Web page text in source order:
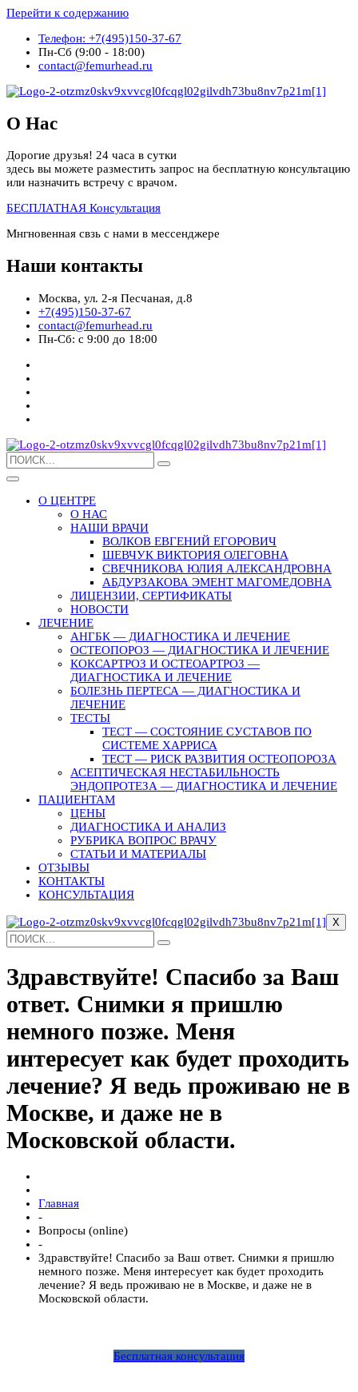
Перейти к содержанию
Телефон: +7(495)150-37-67
Пн-Сб (9:00 - 18:00)
contact@femurhead.ru
О Нас
Дорогие друзья! 24 часа в сутки
здесь вы можете разместить запрос на бесплатную консультацию
или назначить встречу с врачом.
БЕСПЛАТНАЯ Консультация
Мнгновенная свзь с нами в мессенджере
Наши контакты
Москва, ул. 2-я Песчаная, д.8
+7(495)150-37-67
contact@femurhead.ru
Пн-Сб: с 9:00 до 18:00
О ЦЕНТРЕ
О НАС
НАШИ ВРАЧИ
ВОЛКОВ ЕВГЕНИЙ ЕГОРОВИЧ
ШЕВЧУК ВИКТОРИЯ ОЛЕГОВНА
СВЕЧНИКОВА ЮЛИЯ АЛЕКСАНДРОВНА
АБДУРЗАКОВА ЭМЕНТ МАГОМЕДОВНА
ЛИЦЕНЗИИ, СЕРТИФИКАТЫ
НОВОСТИ
ЛЕЧЕНИЕ
АНГБК — ДИАГНОСТИКА И ЛЕЧЕНИЕ
ОСТЕОПОРОЗ — ДИАГНОСТИКА И ЛЕЧЕНИЕ
КОКСАРТРОЗ И ОСТЕОАРТРОЗ —
ДИАГНОСТИКА И ЛЕЧЕНИЕ
БОЛЕЗНЬ ПЕРТЕСА — ДИАГНОСТИКА И
ЛЕЧЕНИЕ
ТЕСТЫ
ТЕСТ — СОСТОЯНИЕ СУСТАВОВ ПО
СИСТЕМЕ ХАРРИСА
ТЕСТ — РИСК РАЗВИТИЯ ОСТЕОПОРОЗА
АСЕПТИЧЕСКАЯ НЕСТАБИЛЬНОСТЬ
ЭНДОПРОТЕЗА — ДИАГНОСТИКА И ЛЕЧЕНИЕ
ПАЦИЕНТАМ
ЦЕНЫ
ДИАГНОСТИКА И АНАЛИЗ
РУБРИКА ВОПРОС ВРАЧУ
СТАТЬИ И МАТЕРИАЛЫ
ОТЗЫВЫ
КОНТАКТЫ
КОНСУЛЬТАЦИЯ
X
Здравствуйте! Спасибо за Ваш
ответ. Снимки я пришлю
немного позже. Меня
интересует как будет проходить
лечение? Я ведь проживаю не в
Москве, и даже не в
Московской области.
Главная
-
Вопросы (online)
-
Здравствуйте! Спасибо за Ваш ответ. Снимки я пришлю
немного позже. Меня интересует как будет проходить
лечение? Я ведь проживаю не в Москве, и даже не в
Московской области.
Бесплатная консультация